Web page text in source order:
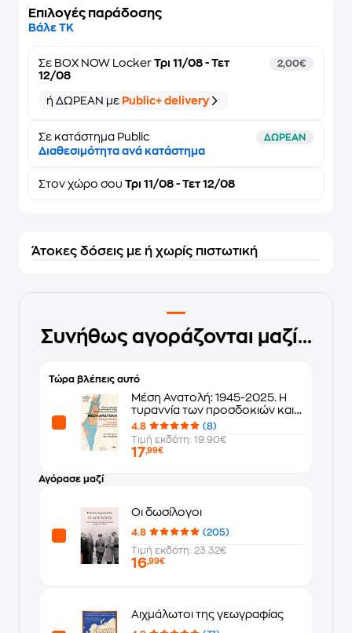
Επιλογές παράδοσης
Βάλε ΤΚ
Σε BOX NOW Locker Τρι 11/08 - Τετ
12/08
2,00€
ή ΔΩΡΕΑΝ με Public+ delivery
Σε κατάστημα Public ΔΩΡΕΑΝ
Διαθεσιμότητα ανά κατάστημα
Στον χώρο σου Τρι 11/08 - Τετ 12/08
Άτοκες δόσεις με ή χωρίς πιστωτική
Συνήθως αγοράζονται μαζί...
Τώρα βλέπεις αυτό
Μέση Ανατολή: 1945-2025. Η
τυραννία των προσδοκιών και
των πεποιθήσεων
4.8
(8)
Τιμή εκδότη: 19.90€
17,99€
Αγόρασε μαζί
Οι δωσίλογοι
4.8
(205)
Τιμή εκδότη: 23.32€
16,99€
Αιχμάλωτοι της γεωγραφίας